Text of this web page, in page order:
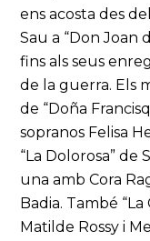
ens acosta des
Sau a “Don Joan
fins als seus
de la guerra. Els
de “Doña
sopranos Felisa
“La Dolorosa” de
una amb Cora
Badia. També
Matilde Rossy i